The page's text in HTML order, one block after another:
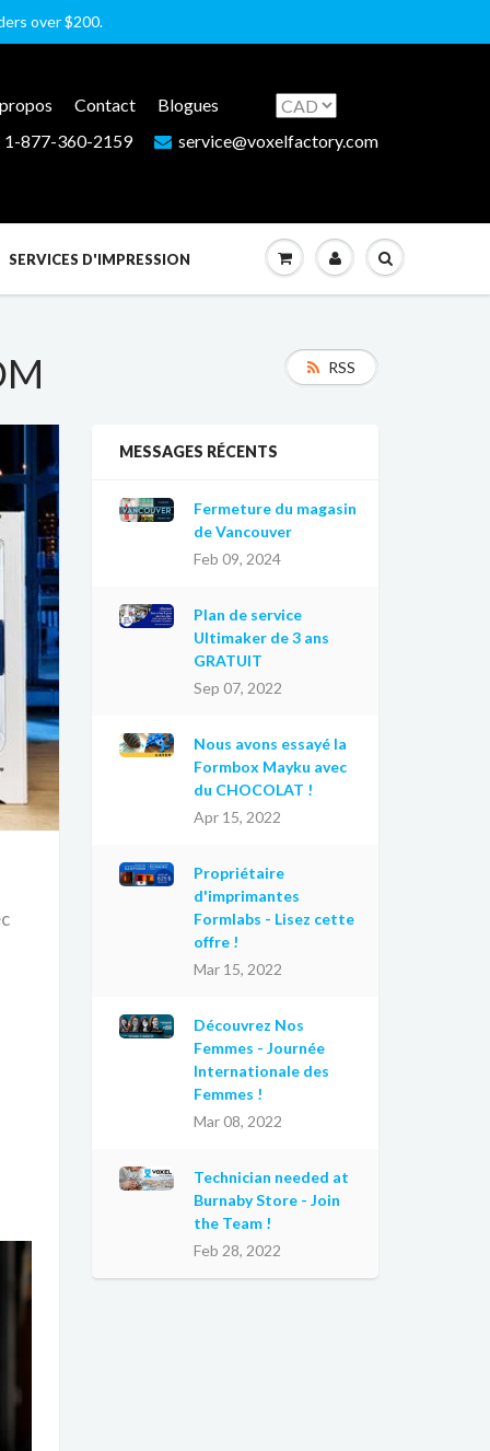
over $200.
Contact
Blogues
1-877-360-2159
service@voxelfactory.com
SERVICES D'IMPRESSION
RSS
MESSAGES RÉCENTS
Fermeture du magasin
de Vancouver
Feb 09, 2024
Plan de service
Ultimaker de 3 ans
GRATUIT
Sep 07, 2022
Nous avons essayé la
Formbox Mayku avec
du CHOCOLAT !
Apr 15, 2022
Propriétaire
d'imprimantes
Formlabs - Lisez cette
offre !
Mar 15, 2022
Découvrez Nos
Femmes - Journée
Internationale des
Femmes !
Mar 08, 2022
Technician needed at
Burnaby Store - Join
the Team !
Feb 28, 2022